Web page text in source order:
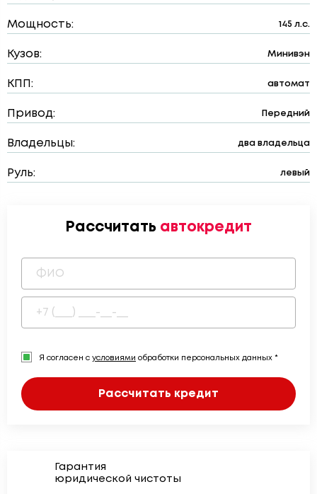
Мощность: 145 л.с.
Кузов: Минивэн
КПП: автомат
Привод: Передний
Владельцы: два владельца
Руль: левый
Рассчитать автокредит
Я согласен с условиями обработки персональных данных *
Рассчитать кредит
Гарантия
юридической чистоты